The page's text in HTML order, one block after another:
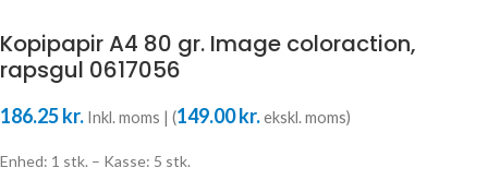
Kopipapir A4 80 gr. Image coloraction,
rapsgul 0617056
186.25kr. Inkl. moms | (149.00kr.ekskl. moms)
Enhed: 1 stk. – Kasse: 5 stk.